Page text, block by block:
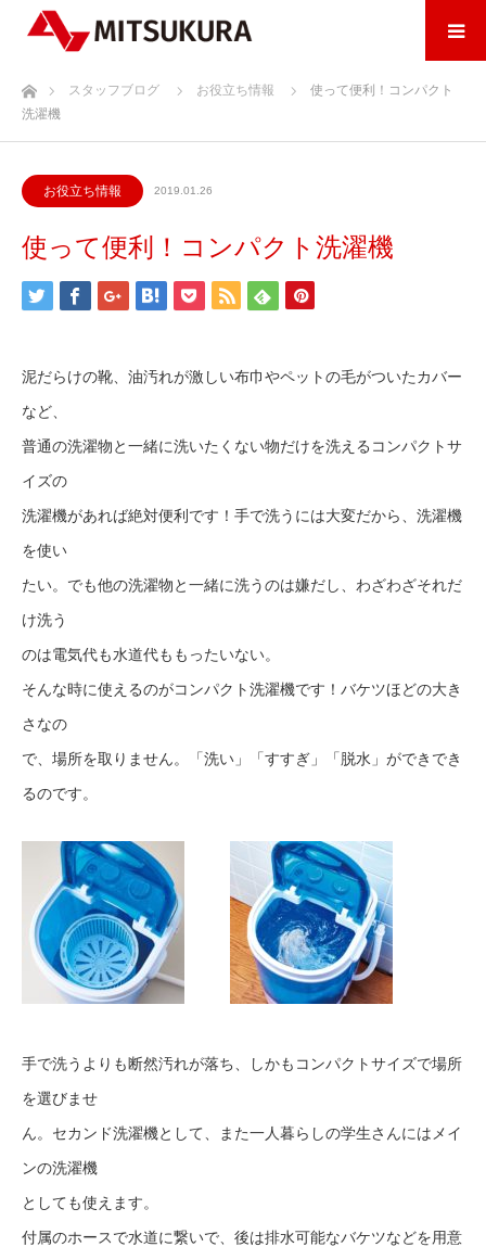
ホームスタッフブログ お役立ち情報
使って便利！コンパクト
洗濯機
お役立ち情報 2019.01.26
使って便利！コンパクト洗濯機
泥だらけの靴、油汚れが激しい布巾やペットの毛がついたカバー
など、
普通の洗濯物と一緒に洗いたくない物だけを洗えるコンパクトサ
イズの
洗濯機があれば絶対便利です！手で洗うには大変だから、洗濯機
を使い
たい。でも他の洗濯物と一緒に洗うのは嫌だし、わざわざそれだ
け洗う
のは電気代も水道代ももったいない。
そんな時に使えるのがコンパクト洗濯機です！バケツほどの大き
さなの
で、場所を取りません。「洗い」「すすぎ」「脱水」ができでき
るのです。
手で洗うよりも断然汚れが落ち、しかもコンパクトサイズで場所
を選びませ
ん。セカンド洗濯機として、また一人暮らしの学生さんにはメイ
ンの洗濯機
としても使えます。
付属のホースで水道に繋いで、後は排水可能なバケツなどを用意